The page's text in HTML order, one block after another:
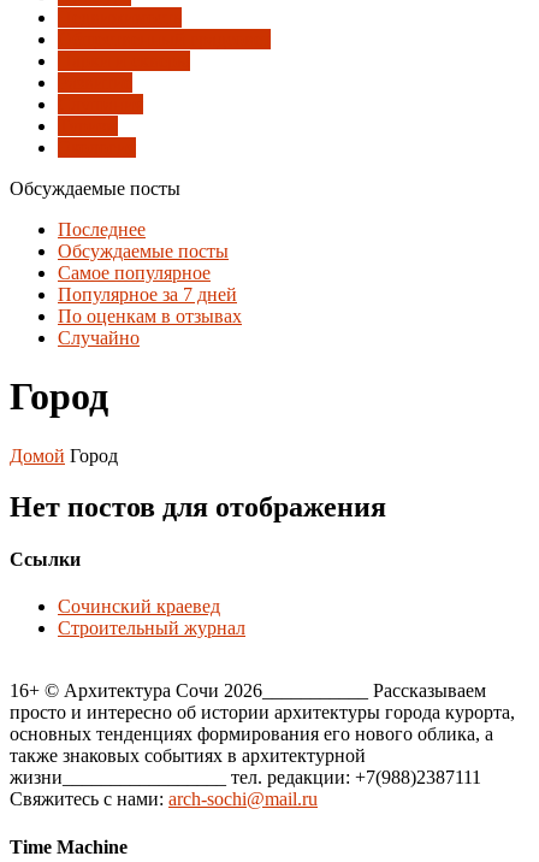
Обсуждаемые посты
Последнее
Обсуждаемые посты
Самое популярное
Популярное за 7 дней
По оценкам в отзывах
Случайно
Город
Домой Город
Нет постов для отображения
Ссылки
Сочинский краевед
Строительный журнал
16+ © Архитектура Сочи 2026___________ Рассказываем
просто и интересно об истории архитектуры города курорта,
основных тенденциях формирования его нового облика, а
также знаковых событиях в архитектурной
жизни_________________ тел. редакции: +7(988)2387111
Свяжитесь с нами: arch-sochi@mail.ru
Time Machine